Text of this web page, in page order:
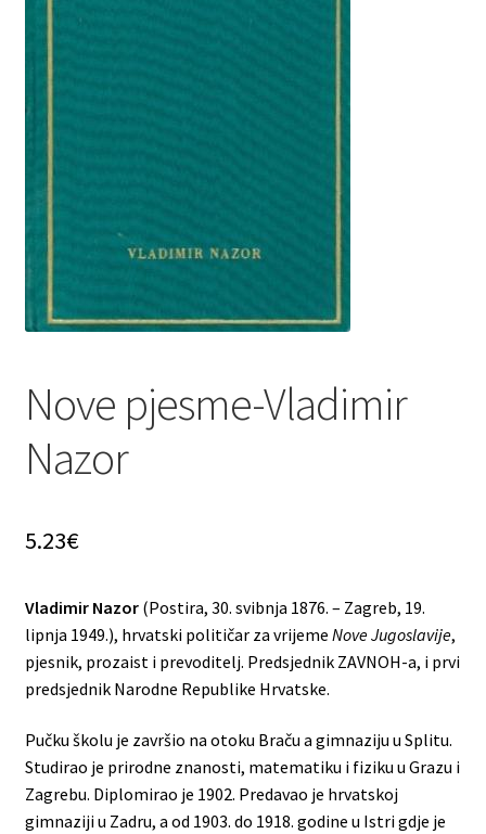
Privatnost podataka
Uvjeti prodaje i dostava
Nove pjesme-Vladimir
Nazor
5.23€
Vladimir Nazor(Postira, 30. svibnja 1876. – Zagreb, 19.
lipnja 1949.), hrvatski političar za vrijeme Nove Jugoslavije,
pjesnik, prozaist i prevoditelj. Predsjednik ZAVNOH-a, i prvi
predsjednik Narodne Republike Hrvatske.
Pučku školu je završio na otoku Braču a gimnaziju u Splitu.
Studirao je prirodne znanosti, matematiku i fiziku u Grazu i
Zagrebu. Diplomirao je 1902. Predavao je hrvatskoj
gimnaziji u Zadru, a od 1903. do 1918. godine u Istri gdje je